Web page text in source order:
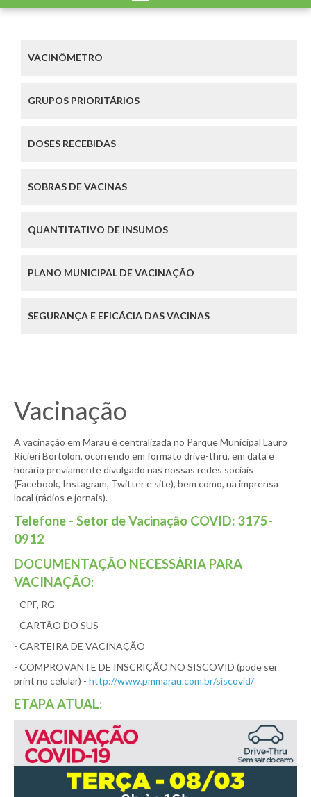
VACINÔMETRO
GRUPOS PRIORITÁRIOS
DOSES RECEBIDAS
SOBRAS DE VACINAS
QUANTITATIVO DE INSUMOS
PLANO MUNICIPAL DE VACINAÇÃO
SEGURANÇA E EFICÁCIA DAS VACINAS
Vacinação
A vacinação em Marau é centralizada no Parque Municipal Lauro
Ricieri Bortolon, ocorrendo em formato drive-thru, em data e
horário previamente divulgado nas nossas redes sociais
(Facebook, Instagram, Twitter e site), bem como, na imprensa
local (rádios e jornais).
Telefone - Setor de Vacinação COVID: 3175-
0912
DOCUMENTAÇÃO NECESSÁRIA PARA
VACINAÇÃO:
- CPF, RG
- CARTÃO DO SUS
- CARTEIRA DE VACINAÇÃO
- COMPROVANTE DE INSCRIÇÃO NO SISCOVID (pode ser
print no celular) - http://www.pmmarau.com.br/siscovid/
ETAPA ATUAL: